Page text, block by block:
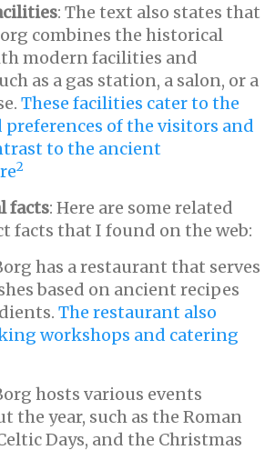
: The text also states that
combines the historical
modern facilities and
as a gas station, a salon, or a
These facilities cater to the
preferences of the visitors and
to the ancient
2
facts: Here are some related
facts that I found on the web:
has a restaurant that serves
based on ancient recipes
The restaurant also
workshops and catering
hosts various events
the year, such as the Roman
Days, and the Christmas